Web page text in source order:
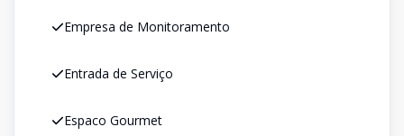
Empresa de Monitoramento
Entrada de Serviço
Espaco Gourmet